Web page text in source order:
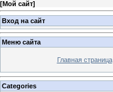
[Мой сайт]
Вход на сайт
Меню сайта
Главная страница
Categories